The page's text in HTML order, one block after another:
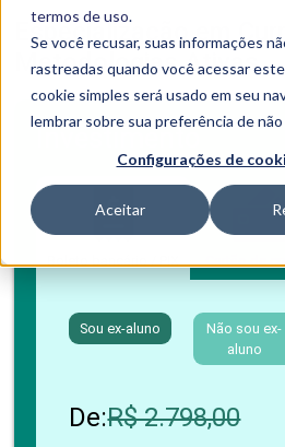
termos de uso.
Se você recusar, suas informações
rastreadas quando você acessar
cookie simples será usado em seu
lembrar sobre sua preferência de
Configurações de
Aceitar
Especialização em
Metodologias Ativas
Investimento
Boleto bancário / PIX Cartão de
Sou ex-aluno
Não sou ex-
aluno
De:R$ 2.798,00